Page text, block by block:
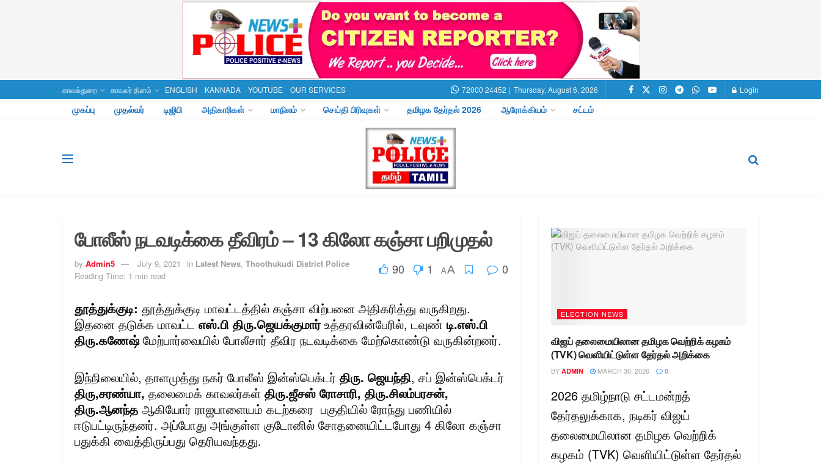
காவல்துறை காவலர் தினம் ENGLISH KANNADA YOUTUBE OUR SERVICES 72000 24452 | Thursday, August 6, 2026 Login
முகப்பு முதல்வர் டிஜிபி அதிகாரிகள் மாநிலம் செய்தி பிரிவுகள் தமிழக தேர்தல் 2026 ஆரோக்கியம் சட்டம்
போலீஸ் நடவடிக்கை தீவிரம் – 13 கிலோ கஞ்சா பறிமுதல்
by Admin5 July 9, 2021 in Latest News, Thoothukudi District Police
Reading Time: 1 min read
90 1 AA 0
தூத்துக்குடி: தூத்துக்குடி மாவட்டத்தில் கஞ்சா விற்பனை அதிகரித்து வருகிறது.
இதனை தடுக்க மாவட்ட எஸ்.பி திரு.ஜெயக்குமார்உத்தரவின்பேரில், டவுண் டி.எஸ்.பி
திரு.கணேஷ்மேற்பார்வையில் போலீசார் தீவிர நடவடிக்கை மேற்கொண்டு வருகின்றனர்.
இந்நிலையில், தாளமுத்து நகர் போலீஸ் இன்ஸ்பெக்டர் திரு. ஜெயந்தி, சப் இன்ஸ்பெக்டர்
திரு,சரண்யா, தலைமைக் காவலர்கள் திரு.ஜீசஸ் ரோசாரி, திரு.சிலம்பரசன்,
திரு.ஆனந்த ஆகியோர் ராஜபாளையம் கடற்கரை பகுதியில் ரோந்து பணியில்
ஈடுபட்டிருந்தனர். அப்போது அங்குள்ள குடோனில் சோதனையிட்டபோது 4 கிலோ கஞ்சா
பதுக்கி வைத்திருப்பது தெரியவந்தது.
ELECTION NEWS
விஜய் தலைமையிலான தமிழக வெற்றிக் கழகம்
(TVK) வெளியிட்டுள்ள தேர்தல் அறிக்கை
BY ADMIN MARCH 30, 2026 0
2026 தமிழ்நாடு சட்டமன்றத்
தேர்தலுக்காக, நடிகர் விஜய்
தலைமையிலான தமிழக வெற்றிக்
கழகம் (TVK) வெளியிட்டுள்ள தேர்தல்